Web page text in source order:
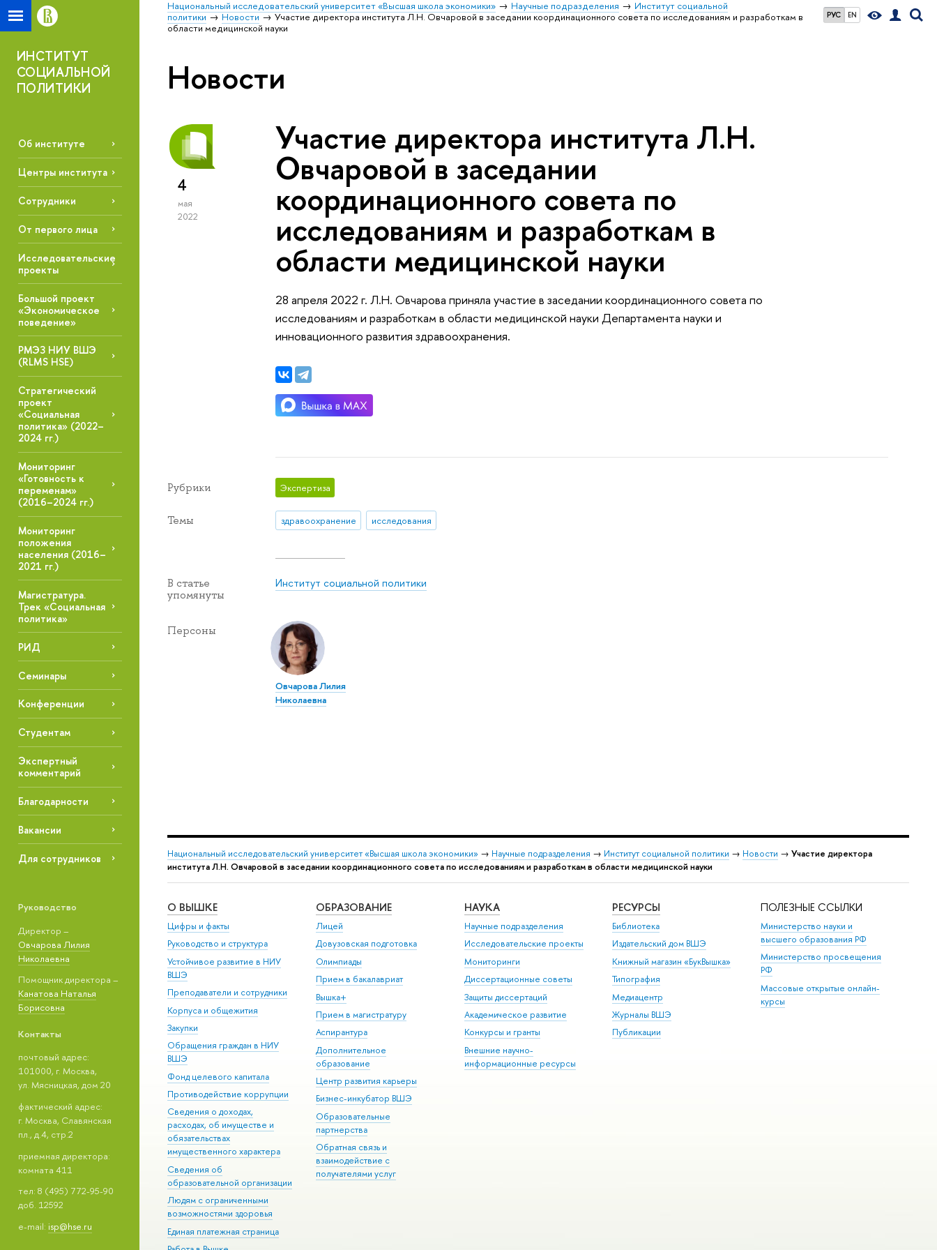
РУС EN
Национальный исследовательский университет «Высшая школа экономики» Научные подразделения
Институт социальной
политики
Новости
Участие директора института Л.Н. Овчаровой в заседании координационного совета по исследованиям и разработкам в
области медицинской науки
ИНСТИТУТ
СОЦИАЛЬНОЙ
ПОЛИТИКИ
Об институте
Центры института
Сотрудники
От первого лица
Исследовательские
проекты
Большой проект
«Экономическое
поведение»
РМЭЗ НИУ ВШЭ
(RLMS HSE)
Стратегический
проект
«Социальная
политика» (2022–
2024 гг.)
Мониторинг
«Готовность к
переменам»
(2016–2024 гг.)
Мониторинг
положения
населения (2016–
2021 гг.)
Магистратура.
Трек «Социальная
политика»
РИД
Семинары
Конференции
Студентам
Экспертный
комментарий
Благодарности
Вакансии
Для сотрудников
Руководство
Директор –
Овчарова Лилия
Николаевна
Помощник директора –
Канатова Наталья
Борисовна
Контакты
почтовый адрес:
101000, г. Москва,
ул. Мясницкая, дом 20
фактический адрес:
г. Москва, Славянская
пл., д.4, стр.2
приемная директора:
комната 411
тел: 8 (495) 772-95-90
доб. 12592
e-mail: isp@hse.ru
Новости
4
мая
2022
Участие директора института Л.Н.
Овчаровой в заседании
координационного совета по
исследованиям и разработкам в
области медицинской науки
28 апреля 2022 г. Л.Н. Овчарова приняла участие в заседании координационного совета по
исследованиям и разработкам в области медицинской науки Департамента науки и
инновационного развития здравоохранения.
Рубрики Экспертиза
Темы здравоохранение исследования
В статье
упомянуты
Институт социальной политики
Персоны
Овчарова Лилия
Николаевна
Национальный исследовательский университет «Высшая школа экономики» → Научные подразделения → Институт социальной политики → Новости → Участие директора
института Л.Н. Овчаровой в заседании координационного совета по исследованиям и разработкам в области медицинской науки
О ВЫШКЕ
Цифры и факты
Руководство и структура
Устойчивое развитие в НИУ
ВШЭ
Преподаватели и сотрудники
Корпуса и общежития
Закупки
Обращения граждан в НИУ
ВШЭ
Фонд целевого капитала
Противодействие коррупции
Сведения о доходах,
расходах, об имуществе и
обязательствах
имущественного характера
Сведения об
образовательной организации
Людям с ограниченными
возможностями здоровья
Единая платежная страница
ОБРАЗОВАНИЕ
Лицей
Довузовская подготовка
Олимпиады
Прием в бакалавриат
Вышка+
Прием в магистратуру
Аспирантура
Дополнительное
образование
Центр развития карьеры
Бизнес-инкубатор ВШЭ
Образовательные
партнерства
Обратная связь и
взаимодействие с
получателями услуг
НАУКА
Научные подразделения
Исследовательские проекты
Мониторинги
Диссертационные советы
Защиты диссертаций
Академическое развитие
Конкурсы и гранты
Внешние научно-
информационные ресурсы
РЕСУРСЫ
Библиотека
Издательский дом ВШЭ
Книжный магазин «БукВышка»
Типография
Медиацентр
Журналы ВШЭ
Публикации
ПОЛЕЗНЫЕ ССЫЛКИ
Министерство науки и
высшего образования РФ
Министерство просвещения
РФ
Массовые открытые онлайн-
курсы